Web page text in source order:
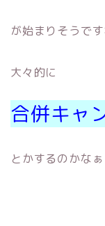
が始まりそうで
大々的に
合併キャ
とかするのかな